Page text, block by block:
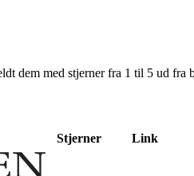
dem med stjerner fra 1 til 5 ud
Stjerner Link